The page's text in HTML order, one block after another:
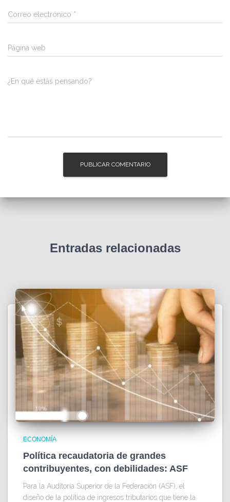
Correo electrónico *
Página web
¿En qué estás pensando?
Entradas relacionadas
ECONOMÍA
Política recaudatoria de grandes
contribuyentes, con debilidades: ASF
Para la Auditoría Superior de la Federación (ASF), el
diseño de la política de ingresos tributarios que tiene la